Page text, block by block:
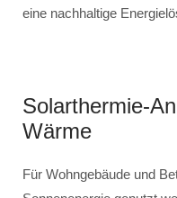
eine nachhaltige
Solarthermie-
Wärme
Für Wohngebäude und